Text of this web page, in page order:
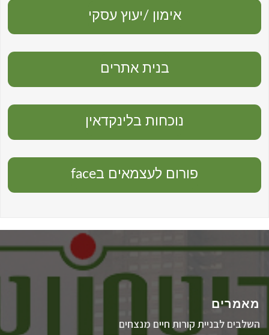
אימון /יעוץ עסקי
בנית אתרים
נוכחות בלינקדאין
פורום לעצמאים בface
מאמרים
השלבים לבניית קורות חיים מנצחים